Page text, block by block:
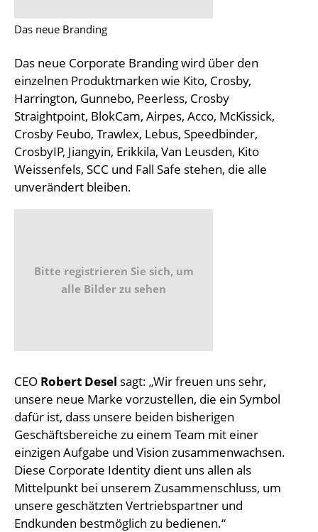
Das neue Branding
Das neue Corporate Branding wird über den
einzelnen Produktmarken wie Kito, Crosby,
Harrington, Gunnebo, Peerless, Crosby
Straightpoint, BlokCam, Airpes, Acco, McKissick,
Crosby Feubo, Trawlex, Lebus, Speedbinder,
CrosbyIP, Jiangyin, Erikkila, Van Leusden, Kito
Weissenfels, SCC und Fall Safe stehen, die alle
unverändert bleiben.
Bitte registrieren Sie sich, um
alle Bilder zu sehen
CEO Robert Desel sagt: „Wir freuen uns sehr,
unsere neue Marke vorzustellen, die ein Symbol
dafür ist, dass unsere beiden bisherigen
Geschäftsbereiche zu einem Team mit einer
einzigen Aufgabe und Vision zusammenwachsen.
Diese Corporate Identity dient uns allen als
Mittelpunkt bei unserem Zusammenschluss, um
unsere geschätzten Vertriebspartner und
Endkunden bestmöglich zu bedienen.“